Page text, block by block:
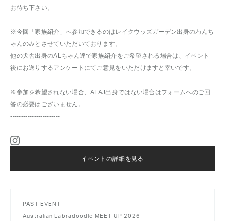
お待ち下さい。
※今回「家族紹介」へ参加できるのはレイクウッズガーデン出身のわんち
ゃんのみとさせていただいております。
他の犬舎出身のALちゃん達で家族紹介をご希望される場合は、イベント
後にお送りするアンケートにてご意見をいただけますと幸いです。
※参加を希望されない場合、ALAJ出身ではない場合はフォームへのご回
答の必要はございません。
-----------------------
イベントの詳細を見る
PAST EVENT
Australian Labradoodle MEET UP 2026